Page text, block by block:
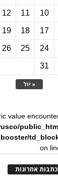
« יול
10
11
12
17
18
19
24
25
26
31
value
on
כתבות אחרונות